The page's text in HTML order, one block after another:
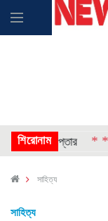
শিরোনাম
ছেলে গ্রেপ্তার * * * *
সাহিত্য
সাহিত্য